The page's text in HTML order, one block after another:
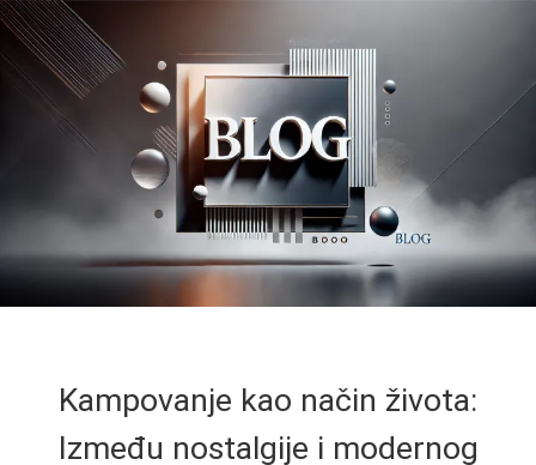
Kampovanje kao način života:
Između nostalgije i modernog